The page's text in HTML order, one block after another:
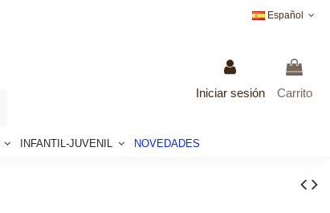
Español
Iniciar sesión Carrito
INFANTIL-JUVENIL NOVEDADES